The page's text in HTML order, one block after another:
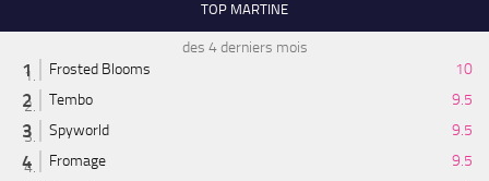
TOP MARTINE
des 4 derniers mois
Frosted Blooms
10
Tembo
9.5
Spyworld
9.5
Fromage
9.5